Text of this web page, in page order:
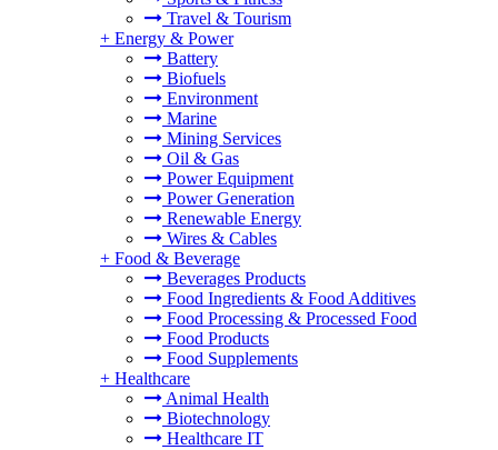
Travel & Tourism
+ Energy & Power
Battery
Biofuels
Environment
Marine
Mining Services
Oil & Gas
Power Equipment
Power Generation
Renewable Energy
Wires & Cables
+ Food & Beverage
Beverages Products
Food Ingredients & Food Additives
Food Processing & Processed Food
Food Products
Food Supplements
+ Healthcare
Animal Health
Biotechnology
Healthcare IT